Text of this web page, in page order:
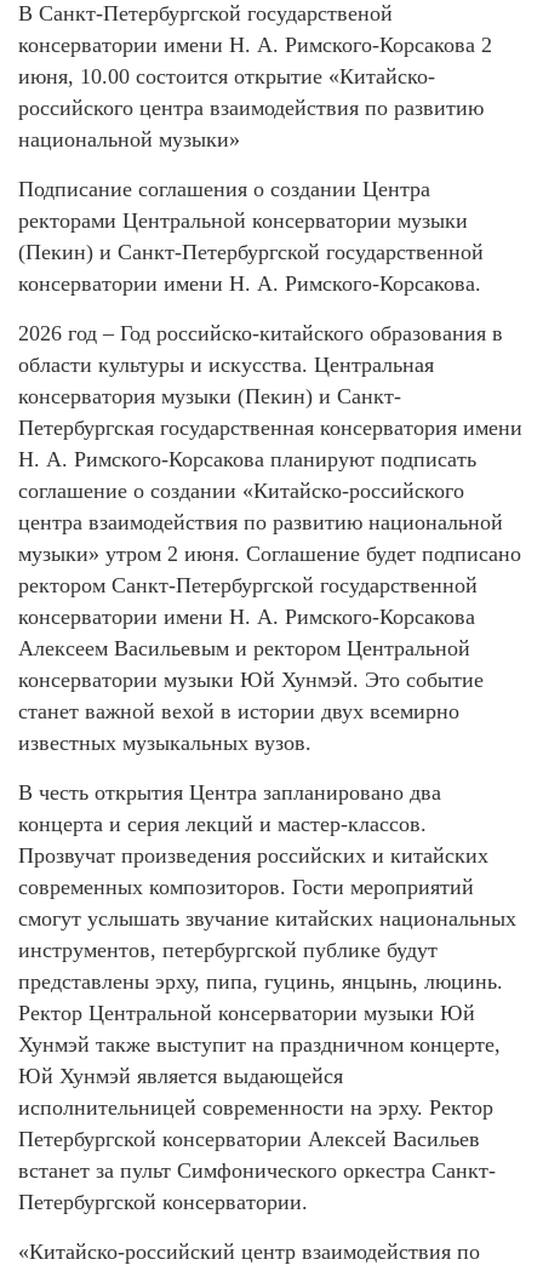
В Санкт-Петербургской государственой
консерватории имени Н. А. Римского-Корсакова 2
июня, 10.00 состоится открытие «Китайско-
российского центра взаимодействия по развитию
национальной музыки»
Подписание соглашения о создании Центра
ректорами Центральной консерватории музыки
(Пекин) и Санкт-Петербургской государственной
консерватории имени Н. А. Римского-Корсакова.
2026 год – Год российско-китайского образования в
области культуры и искусства. Центральная
консерватория музыки (Пекин) и Санкт-
Петербургская государственная консерватория имени
Н. А. Римского-Корсакова планируют подписать
соглашение о создании «Китайско-российского
центра взаимодействия по развитию национальной
музыки» утром 2 июня. Соглашение будет подписано
ректором Санкт-Петербургской государственной
консерватории имени Н. А. Римского-Корсакова
Алексеем Васильевым и ректором Центральной
консерватории музыки Юй Хунмэй. Это событие
станет важной вехой в истории двух всемирно
известных музыкальных вузов.
В честь открытия Центра запланировано два
концерта и серия лекций и мастер-классов.
Прозвучат произведения российских и китайских
современных композиторов. Гости мероприятий
смогут услышать звучание китайских национальных
инструментов, петербургской публике будут
представлены эрху, пипа, гуцинь, янцынь, люцинь.
Ректор Центральной консерватории музыки Юй
Хунмэй также выступит на праздничном концерте,
Юй Хунмэй является выдающейся
исполнительницей современности на эрху. Ректор
Петербургской консерватории Алексей Васильев
встанет за пульт Симфонического оркестра Санкт-
Петербургской консерватории.
«Китайско-российский центр взаимодействия по